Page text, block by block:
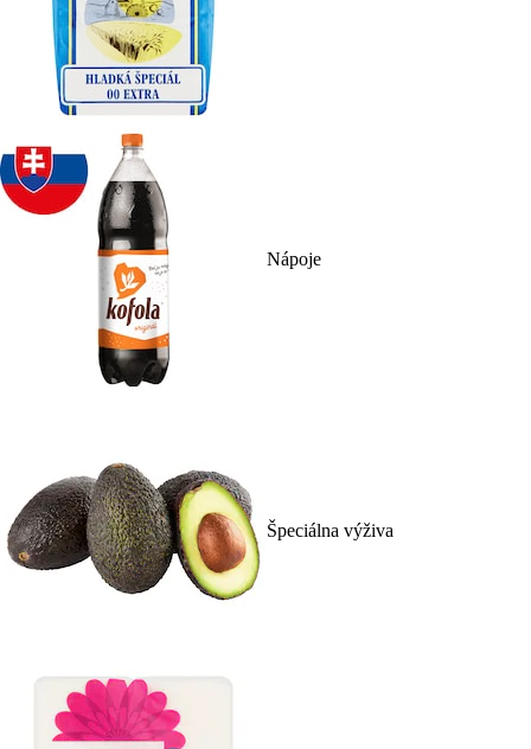
Nápoje
Špeciálna výživa